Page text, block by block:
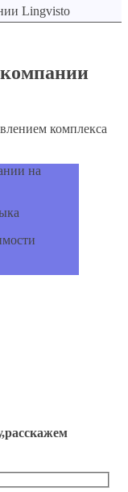
комплекса
на